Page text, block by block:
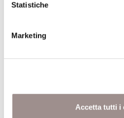
Statistiche
Marketing
Accetta tutti i
Immagini e simboli del papato
Agostino Paravicini Bagliani